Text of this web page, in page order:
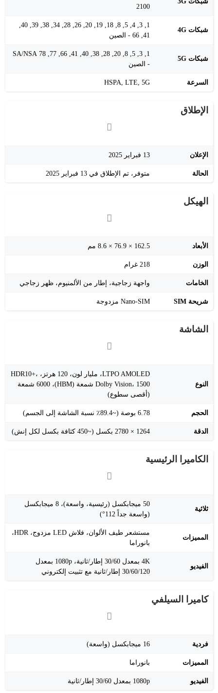
2100
شبكات 4G
1, 3, 4, 5, 8, 18, 19, 20, 26, 28, 34, 38, 39, 40,
41, 66 - الصين
شبكات 5G
1, 3, 5, 8, 20, 28, 38, 40, 41, 66, 77, 78 SA/NSA
- الصين
السرعة HSPA, LTE, 5G
الإطلاق
الإعلان 13 فبراير 2025
الحالة متوفر، تم الإطلاق في 13 فبراير 2025
الهيكل
الأبعاد 162.5 × 76.9 × 8.6 مم
الوزن 218 غرام
الخامات واجهة زجاجية، إطار من الألمنيوم، ظهر زجاجي
شريحة SIM Nano-SIM مزدوجة
الشاشة
النوع
LTPO AMOLED، مليار لون، 120 هرتز، HDR10+،
Dolby Vision، 1500 شمعة (HBM)، 6000 شمعة
(أقصى سطوع)
الحجم 6.78 بوصة (~89.4٪ نسبة الشاشة إلى الجسم)
الدقة 1264 × 2780 بكسل (~450 كثافة بكسل لكل إنش)
الكاميرا الرئيسية
ثلاثية
50 ميجابكسل (رئيسية، واسعة)، 8 ميجابكسل
(واسعة جداً 112°)
المميزات
مستشعر طيف الألوان، فلاش LED مزدوج، HDR،
بانوراما
الفيديو
4K بمعدل 30/60 إطار/ثانية، 1080p بمعدل
30/60/120 إطار/ثانية مع تثبيت إلكتروني
كاميرا السيلفي
فردية 16 ميجابكسل (واسعة)
المميزات بانوراما
الفيديو 1080p بمعدل 30/60 إطار/ثانية